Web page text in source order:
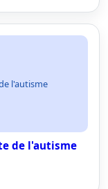
l'autisme
de l'autisme